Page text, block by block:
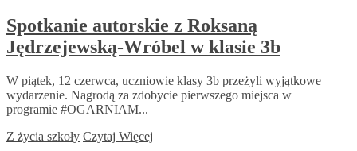
Spotkanie autorskie z Roksaną
Jędrzejewską-Wróbel w klasie 3b
W piątek, 12 czerwca, uczniowie klasy 3b przeżyli wyjątkowe
wydarzenie. Nagrodą za zdobycie pierwszego miejsca w
programie #OGARNIAM...
Z życia szkoły Czytaj Więcej